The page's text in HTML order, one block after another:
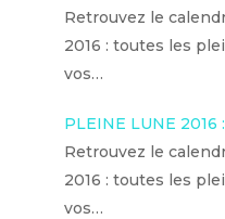
Retrouvez le
2016 : toutes les
vos…
PLEINE LUNE
Retrouvez le
2016 : toutes les
vos…